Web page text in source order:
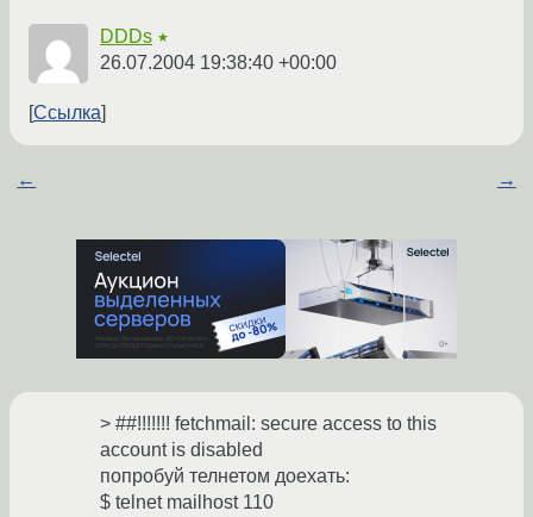
DDDs ★
26.07.2004 19:38:40 +00:00
Ссылка
← →
> ##!!!!!!! fetchmail: secure access to this
account is disabled
попробуй телнетом доехать:
$ telnet mailhost 110